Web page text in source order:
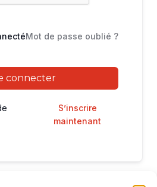
Mot de passe oublié ?
connecter
S’inscrire
maintenant